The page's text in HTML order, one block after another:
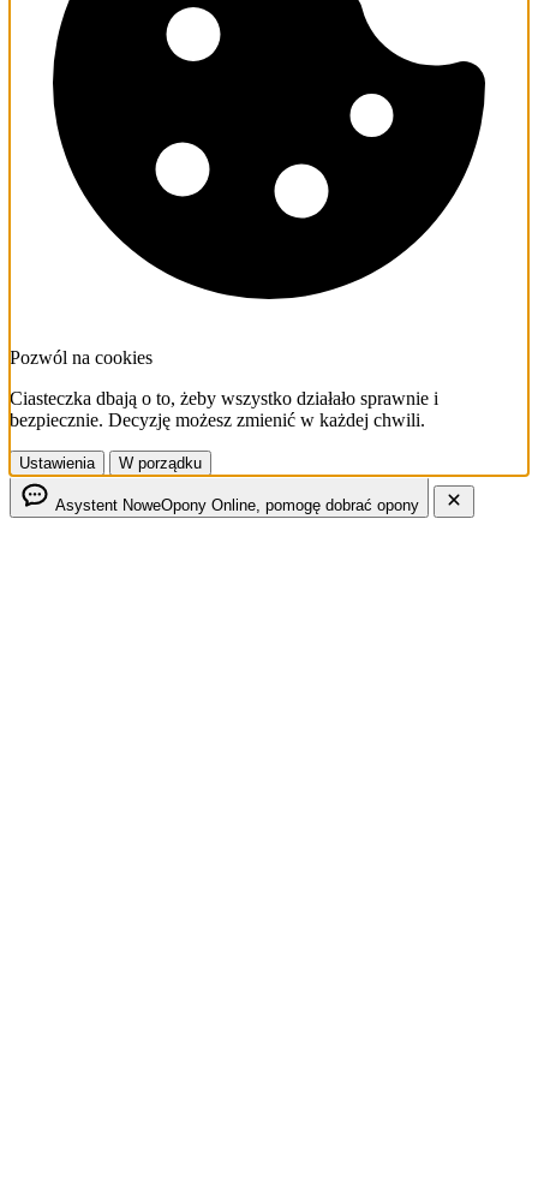
Pozwól na cookies
Ciasteczka dbają o to, żeby wszystko działało sprawnie i
bezpiecznie. Decyzję możesz zmienić w każdej chwili.
Ustawienia W porządku
Asystent NoweOpony Online, pomogę dobrać opony